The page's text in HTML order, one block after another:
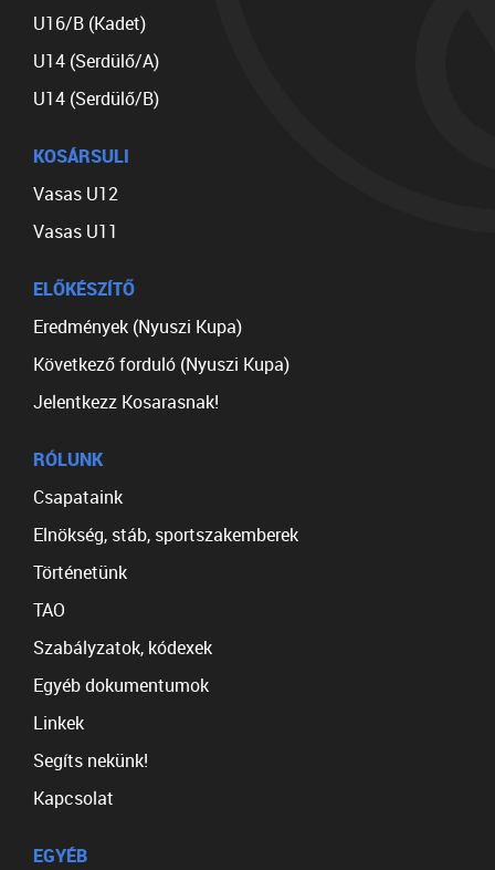
U16/B (Kadet)
U14 (Serdülő/A)
U14 (Serdülő/B)
KOSÁRSULI
Vasas U12
Vasas U11
ELŐKÉSZÍTŐ
Eredmények (Nyuszi Kupa)
Következő forduló (Nyuszi Kupa)
Jelentkezz Kosarasnak!
RÓLUNK
Csapataink
Elnökség, stáb, sportszakemberek
Történetünk
TAO
Szabályzatok, kódexek
Egyéb dokumentumok
Linkek
Segíts nekünk!
Kapcsolat
EGYÉB